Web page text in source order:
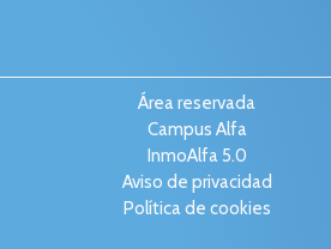
Área reservada
Campus Alfa
InmoAlfa 5.0
Aviso de privacidad
Política de cookies